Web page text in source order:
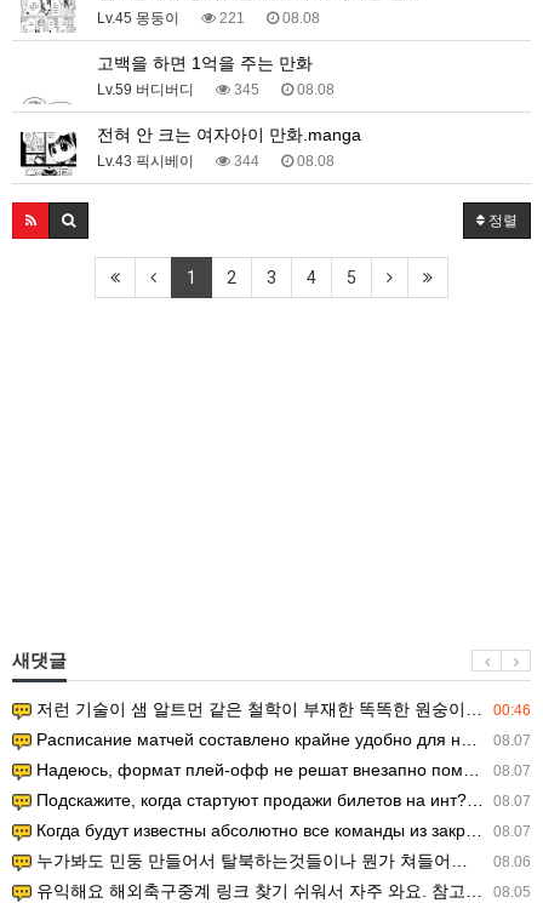
Lv.45 몽둥이 221 08.08
고백을 하면 1억을 주는 만화
Lv.59 버디버디 345 08.08
전혀 안 크는 여자아이 만화.manga
Lv.43 픽시베이 344 08.08
정렬
1 2 3 4 5
새댓글
00:46
저런 기술이 샘 알트먼 같은 철학이 부재한 똑똑한 원숭이에게 있다는게 문제.
08.07
Расписание матчей составлено крайне удобно для нашего часово…
08.07
Надеюсь, формат плей-офф не решат внезапно поменять. https:/…
08.07
Подскажите, когда стартуют продажи билетов на инт? https://g…
08.07
Когда будут известны абсолютно все команды из закрытых квали…
08.06
누가봐도 민둥 만들어서 탈북하는것들이나 뭔가 쳐들어오는 낌새를 미리 알아차리기 위함이지 저걸 전쟁준비라고 하…
08.05
유익해요 해외축구중계 링크 찾기 쉬워서 자주 와요. 참고로 무료스포츠중계 정보 확인할 때 출처 꼭 체크해요.…